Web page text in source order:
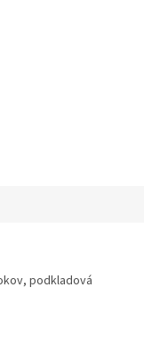
podkladová